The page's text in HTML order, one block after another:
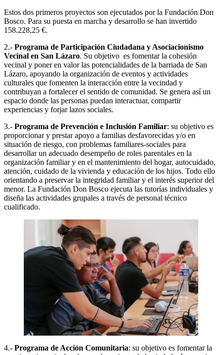
Estos dos primeros proyectos son ejecutados por la Fundación Don
Bosco. Para su puesta en marcha y desarrollo se han invertido
158.228,25 €.
2.- Programa de Participación Ciudadana y Asociacionismo
Vecinal en San Lázaro. Su objetivo es fomentar la cohesión
vecinal y poner en valor las potencialidades de la barriada de San
Lázaro, apoyando la organización de eventos y actividades
culturales que fomenten la interacción entre la vecindad y
contribuyan a fortalecer el sentido de comunidad. Se genera así un
espacio donde las personas puedan interactuar, compartir
experiencias y forjar lazos sociales.
3.- Programa de Prevención e Inclusión Familiar: su objetivo es
proporcionar y prestar apoyo a familias desfavorecidas y/o en
situación de riesgo, con problemas familiares-sociales para
desarrollar un adecuado desempeño de roles parentales en la
organización familiar y en el mantenimiento del hogar, autocuidado,
atención, cuidado de la vivienda y educación de los hijos. Todo ello
orientando a preservar la integridad familiar y el interés superior del
menor. La Fundación Don Bosco ejecuta las tutorías individuales y
diseña las actividades grupales a través de personal técnico
cualificado.
4.- Programa de Acción Comunitaria: su objetivo es fomentar la